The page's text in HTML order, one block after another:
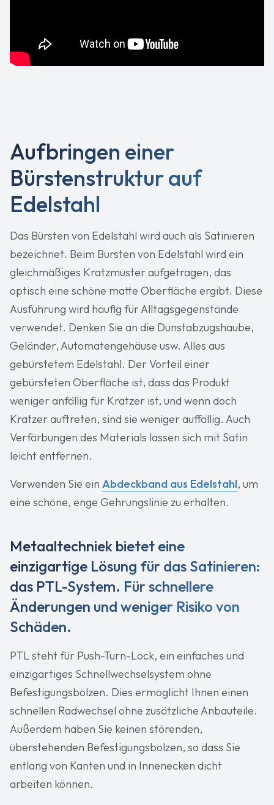
Aufbringen einer
Bürstenstruktur auf
Edelstahl
Das Bürsten von Edelstahl wird auch als Satinieren
bezeichnet. Beim Bürsten von Edelstahl wird ein
gleichmäßiges Kratzmuster aufgetragen, das
optisch eine schöne matte Oberfläche ergibt. Diese
Ausführung wird häufig für Alltagsgegenstände
verwendet. Denken Sie an die Dunstabzugshaube,
Geländer, Automatengehäuse usw. Alles aus
gebürstetem Edelstahl. Der Vorteil einer
gebürsteten Oberfläche ist, dass das Produkt
weniger anfällig für Kratzer ist, und wenn doch
Kratzer auftreten, sind sie weniger auffällig. Auch
Verfärbungen des Materials lassen sich mit Satin
leicht entfernen.
Verwenden Sie ein Abdeckband aus Edelstahl, um
eine schöne, enge Gehrungslinie zu erhalten.
Metaaltechniek bietet eine
einzigartige Lösung für das Satinieren:
das PTL-System. Für schnellere
Änderungen und weniger Risiko von
Schäden.
PTL steht für Push-Turn-Lock, ein einfaches und
einzigartiges Schnellwechselsystem ohne
Befestigungsbolzen. Dies ermöglicht Ihnen einen
schnellen Radwechsel ohne zusätzliche Anbauteile.
Außerdem haben Sie keinen störenden,
überstehenden Befestigungsbolzen, so dass Sie
entlang von Kanten und in Innenecken dicht
arbeiten können.